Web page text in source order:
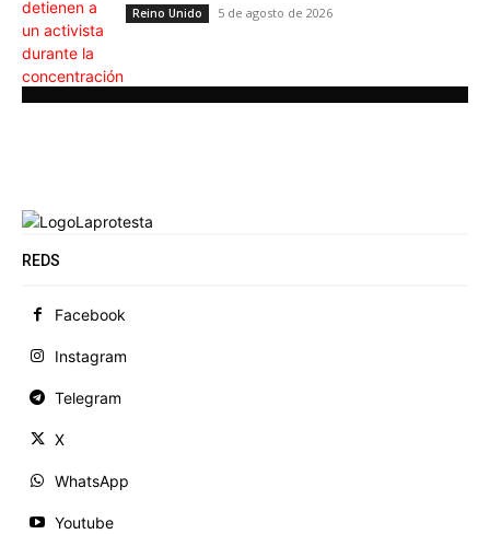
Reino Unido 5 de agosto de 2026
REDS
Facebook
Instagram
Telegram
X
WhatsApp
Youtube